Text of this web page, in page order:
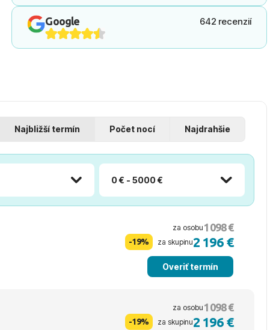
Google 642 recenzií
Najbližší termín Počet nocí Najdrahšie
0 € - 5000 €
za osobu 1 098 €
-19% za skupinu2 196 €
Overiť termín
za osobu 1 098 €
-19% za skupinu2 196 €